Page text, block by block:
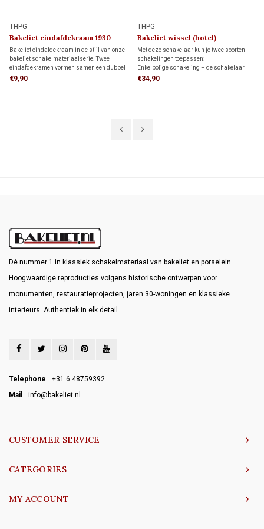
THPG
Bakeliet eindafdekraam 1930
Bakeliet eindafdekraam in de stijl van onze
bakeliet schakelmateriaalserie. Twee
eindafdekramen vormen samen een dubbel
afdekraam. Samen met een
€9,90
THPG
Bakeliet wissel (hotel)
schakelaar 1930
Met deze schakelaar kun je twee soorten
schakelingen toepassen:
Enkelpolige schakeling – de schakelaar
bedient een lamp of lampgroep.
€34,90
Dé nummer 1 in klassiek schakelmateriaal van bakeliet en porselein.
Hoogwaardige reproducties volgens historische ontwerpen voor
monumenten, restauratieprojecten, jaren 30-woningen en klassieke
interieurs. Authentiek in elk detail.
Telephone
+31 6 48759392
Mail
info@bakeliet.nl
CUSTOMER SERVICE
CATEGORIES
MY ACCOUNT